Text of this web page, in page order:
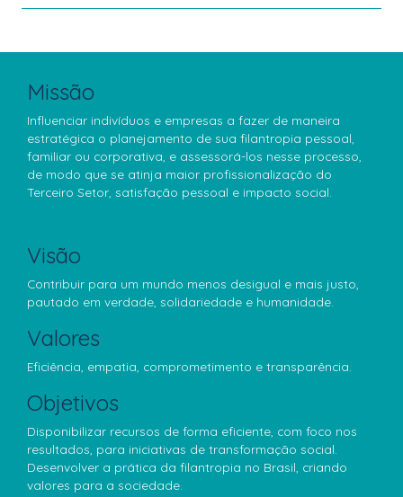
Missão
Influenciar indivíduos e empresas a fazer de maneira
estratégica o planejamento de sua filantropia pessoal,
familiar ou corporativa, e assessorá-los nesse processo,
de modo que se atinja maior profissionalização do
Terceiro Setor, satisfação pessoal e impacto social.
Visão
Contribuir para um mundo menos desigual e mais justo,
pautado em verdade, solidariedade e humanidade.
Valores
Eficiência, empatia, comprometimento e transparência.
Objetivos
Disponibilizar recursos de forma eficiente, com foco nos
resultados, para iniciativas de transformação social.
Desenvolver a prática da filantropia no Brasil, criando
valores para a sociedade.